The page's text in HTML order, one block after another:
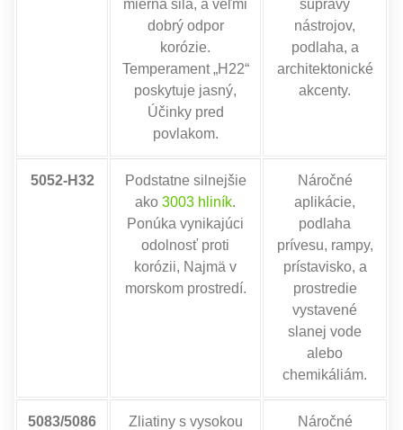
mierna sila, a veľmi
dobrý odpor
korózie.
Temperament „H22“
poskytuje jasný,
Účinky pred
povlakom.
súpravy
nástrojov,
podlaha, a
architektonické
akcenty.
5052-H32
Podstatne silnejšie
ako 3003 hliník.
Ponúka vynikajúci
odolnosť proti
korózii, Najmä v
morskom prostredí.
Náročné
aplikácie,
podlaha
prívesu, rampy,
prístavisko, a
prostredie
vystavené
slanej vode
alebo
chemikáliám.
5083/5086
Zliatiny s vysokou
Náročné